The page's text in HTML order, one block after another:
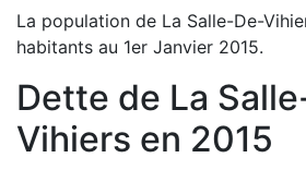
La population de La Salle-De-
habitants au 1er Janvier 2015.
Dette de La
Vihiers en 2015